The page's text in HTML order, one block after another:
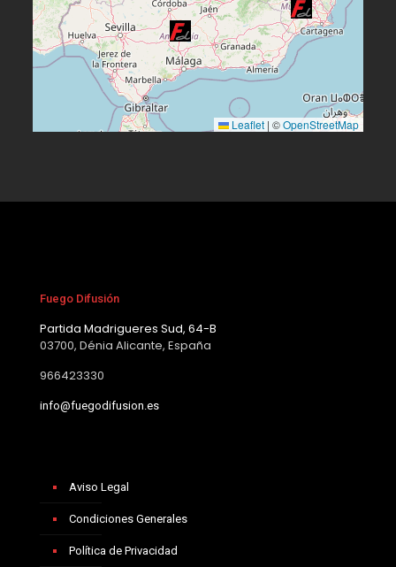
Leaflet | ©OpenStreetMap
Fuego Difusión
Partida Madrigueres Sud, 64-B
03700, Dénia Alicante, España
966423330
info@fuegodifusion.es
Aviso Legal
Condiciones Generales
Política de Privacidad